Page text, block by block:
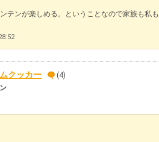
テンが楽しめる。ということなので家族も私
クッカー
(4)